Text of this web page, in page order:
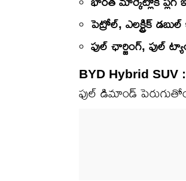
పెట్రోల్, ఎలక్ట్రిక్
ఫుల్ ఛార్జింగ్, ఫుల్
BYD Hybrid SUV :
ఫుల్ డిమాండ్